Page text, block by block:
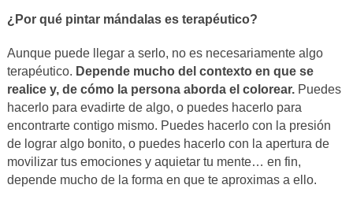
¿Por qué pintar mándalas es terapéutico?
Aunque puede llegar a serlo, no es necesariamente algo
terapéutico. Depende mucho del contexto en que se
realice y, de cómo la persona aborda el colorear.Puedes
hacerlo para evadirte de algo, o puedes hacerlo para
encontrarte contigo mismo. Puedes hacerlo con la presión
de lograr algo bonito, o puedes hacerlo con la apertura de
movilizar tus emociones y aquietar tu mente… en fin,
depende mucho de la forma en que te aproximas a ello.